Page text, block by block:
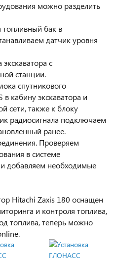
можно разделить
топливный бак в
датчик уровня
с
станции.
спутникового
кабину экскаватора и
сети, также к блоку
радиосигнала подключаем
ранее.
Проверяем
в системе
добавляем необходимые
Hitachi Zaxis 180 оснащен
и контроля топлива,
топлива, теперь можно